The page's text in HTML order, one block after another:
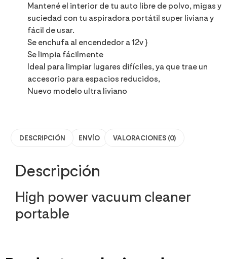
Mantené el interior de tu auto libre de polvo, migas y
suciedad con tu aspiradora portátil super liviana y
fácil de usar.
Se enchufa al encendedor a 12v }
Se limpia fácilmente
Ideal para limpiar lugares difíciles, ya que trae un
accesorio para espacios reducidos,
Nuevo modelo ultra liviano
DESCRIPCIÓN ENVÍO VALORACIONES (0)
Descripción
High power vacuum cleaner
portable